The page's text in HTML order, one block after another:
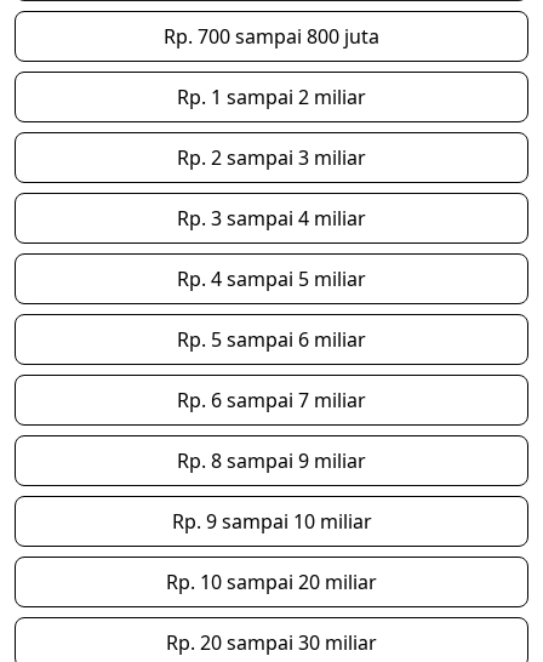
Rp. 700 sampai 800 juta
Rp. 1 sampai 2 miliar
Rp. 2 sampai 3 miliar
Rp. 3 sampai 4 miliar
Rp. 4 sampai 5 miliar
Rp. 5 sampai 6 miliar
Rp. 6 sampai 7 miliar
Rp. 8 sampai 9 miliar
Rp. 9 sampai 10 miliar
Rp. 10 sampai 20 miliar
Rp. 20 sampai 30 miliar